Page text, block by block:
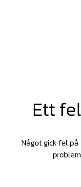
Ett
Något gick fel